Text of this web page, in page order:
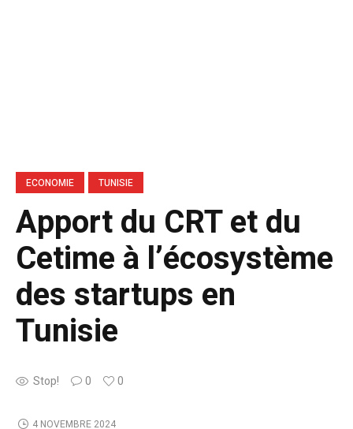
ECONOMIE TUNISIE
Apport du CRT et du
Cetime à l’écosystème
des startups en
Tunisie
Stop! 0 0
4 NOVEMBRE 2024